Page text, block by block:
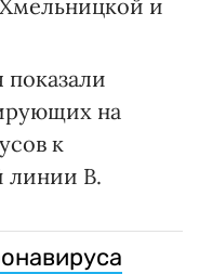
и
показали
на
к
линии B.